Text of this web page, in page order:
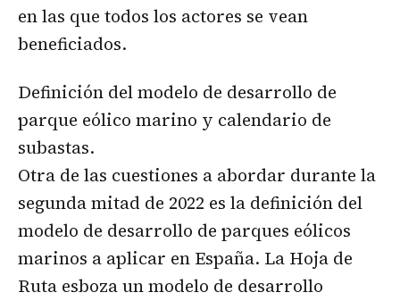
en las que todos los actores se vean
beneficiados.
Definición del modelo de desarrollo de
parque eólico marino y calendario de
subastas.
Otra de las cuestiones a abordar durante la
segunda mitad de 2022 es la definición del
modelo de desarrollo de parques eólicos
marinos a aplicar en España. La Hoja de
Ruta esboza un modelo de desarrollo